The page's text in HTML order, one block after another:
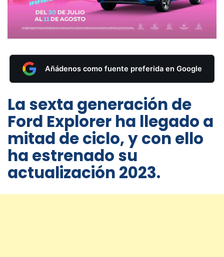
Añádenos como fuente preferida en Google
La sexta generación de
Ford Explorer ha llegado a
mitad de ciclo, y con ello
ha estrenado su
actualización 2023.